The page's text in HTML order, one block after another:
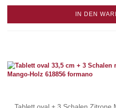
IN DEN